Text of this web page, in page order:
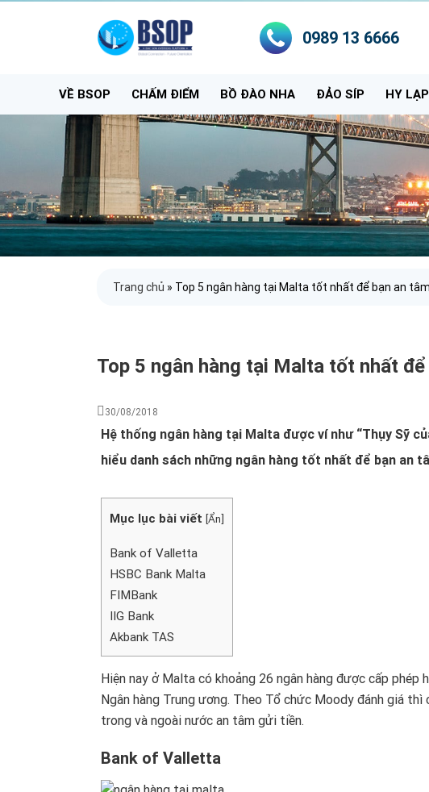
0989 13 6666
VỀ BSOP CHẤM ĐIỂM BỒ ĐÀO NHA ĐẢO SÍP HY LẠP
Trang chủ » Top 5 ngân hàng tại Malta tốt nhất để bạn an
Top 5 ngân hàng tại Malta tốt nhất
30/08/2018
Hệ thống ngân hàng tại Malta được ví như “Thụy Sỹ
hiểu danh sách những ngân hàng tốt nhất để bạn an
Mục lục bài viết [Ẩn]
Bank of Valletta
HSBC Bank Malta
FIMBank
IIG Bank
Akbank TAS
Hiện nay ở Malta có khoảng 26 ngân hàng được cấp
Ngân hàng Trung ương. Theo Tổ chức Moody đánh giá
trong và ngoài nước an tâm gửi tiền.
Bank of Valletta